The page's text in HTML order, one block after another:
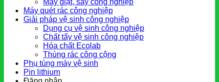
Máy giặt, sấy công nghiệp
Máy quét rác công nghiệp
Giải pháp vệ sinh công nghiệp
Dụng cụ vệ sinh công nghiệp
Chất tẩy vệ sinh công nghiệp
Hóa chất Ecolab
Thùng rác công cộng
Phụ tùng máy vệ sinh
Pin lithium